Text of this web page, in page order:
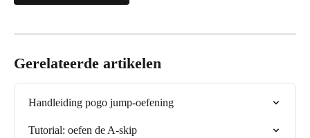
Gerelateerde artikelen
Handleiding pogo jump-oefening
Tutorial: oefen de A-skip